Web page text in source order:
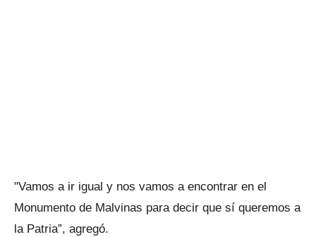
"Vamos a ir igual y nos vamos a encontrar en el
Monumento de Malvinas para decir que sí queremos a
la Patria”, agregó.